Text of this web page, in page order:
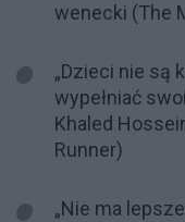
wenecki (The
„Dzieci nie są
wypełniać
Khaled
Runner)
„Nie ma